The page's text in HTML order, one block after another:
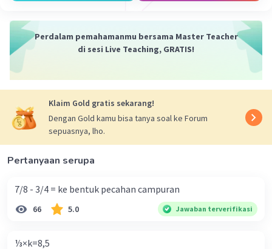
Perdalam pemahamanmu bersama Master Teacher
di sesi Live Teaching, GRATIS!
Klaim Gold gratis sekarang!
Dengan Gold kamu bisa tanya soal ke Forum
sepuasnya, lho.
Pertanyaan serupa
7/8 - 3/4 = ke bentuk pecahan campuran
66 5.0 Jawaban terverifikasi
⅓×k=8,5